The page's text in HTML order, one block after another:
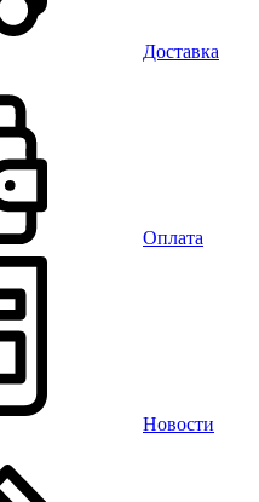
Доставка
Оплата
Новости